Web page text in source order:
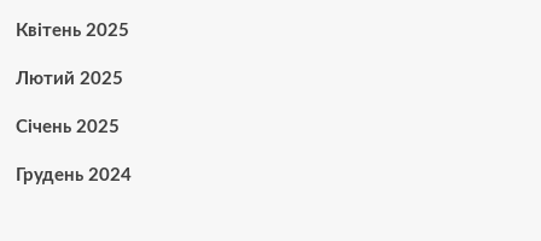
Квітень 2025
Лютий 2025
Січень 2025
Грудень 2024